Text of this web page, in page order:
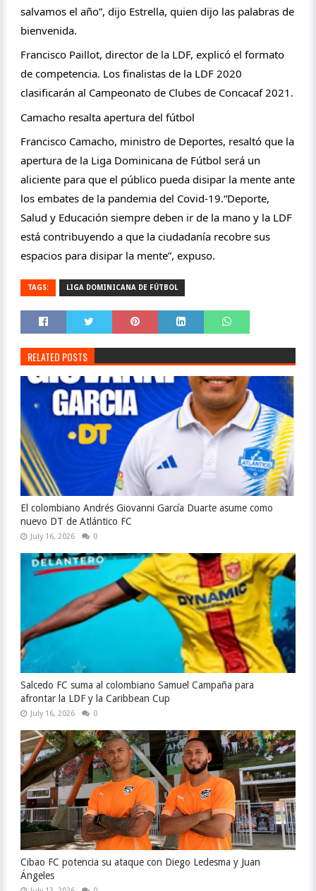
salvamos el año”, dijo Estrella, quien dijo las palabras de
bienvenida.
Francisco Paillot, director de la LDF, explicó el formato
de competencia. Los finalistas de la LDF 2020
clasificarán al Campeonato de Clubes de Concacaf 2021.
Camacho resalta apertura del fútbol
Francisco Camacho, ministro de Deportes, resaltó que la
apertura de la Liga Dominicana de Fútbol será un
aliciente para que el público pueda disipar la mente ante
los embates de la pandemia del Covid-19.“Deporte,
Salud y Educación siempre deben ir de la mano y la LDF
está contribuyendo a que la ciudadanía recobre sus
espacios para disipar la mente”, expuso.
TAGS: LIGA DOMINICANA DE FÚTBOL
RELATED POSTS
El colombiano Andrés Giovanni García Duarte asume como
nuevo DT de Atlántico FC
July 16, 2026 0
Salcedo FC suma al colombiano Samuel Campaña para
afrontar la LDF y la Caribbean Cup
July 16, 2026 0
Cibao FC potencia su ataque con Diego Ledesma y Juan
Ángeles